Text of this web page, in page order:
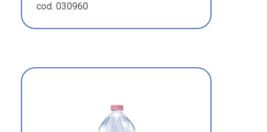
cod. 030960